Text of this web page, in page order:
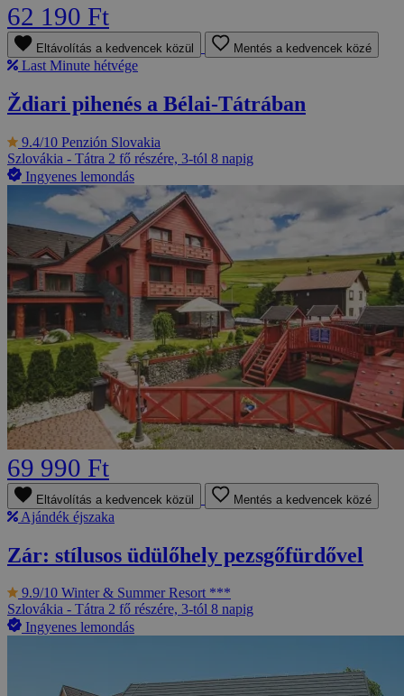
62 190 Ft
Eltávolítás a kedvencek közül Mentés a kedvencek közé
Last Minute hétvége
Ždiari pihenés a Bélai-Tátrában
9.4/10 Penzión Slovakia
Szlovákia - Tátra 2 fő részére, 3-tól 8 napig
Ingyenes lemondás
69 990 Ft
Eltávolítás a kedvencek közül Mentés a kedvencek közé
Ajándék éjszaka
Zár: stílusos üdülőhely pezsgőfürdővel
9.9/10 Winter & Summer Resort ***
Szlovákia - Tátra 2 fő részére, 3-tól 8 napig
Ingyenes lemondás